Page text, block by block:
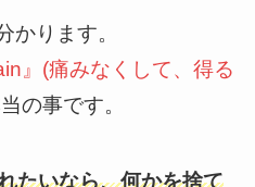
かります。
』(痛みなくして、得る
の事です。
たいなら、何かを捨て